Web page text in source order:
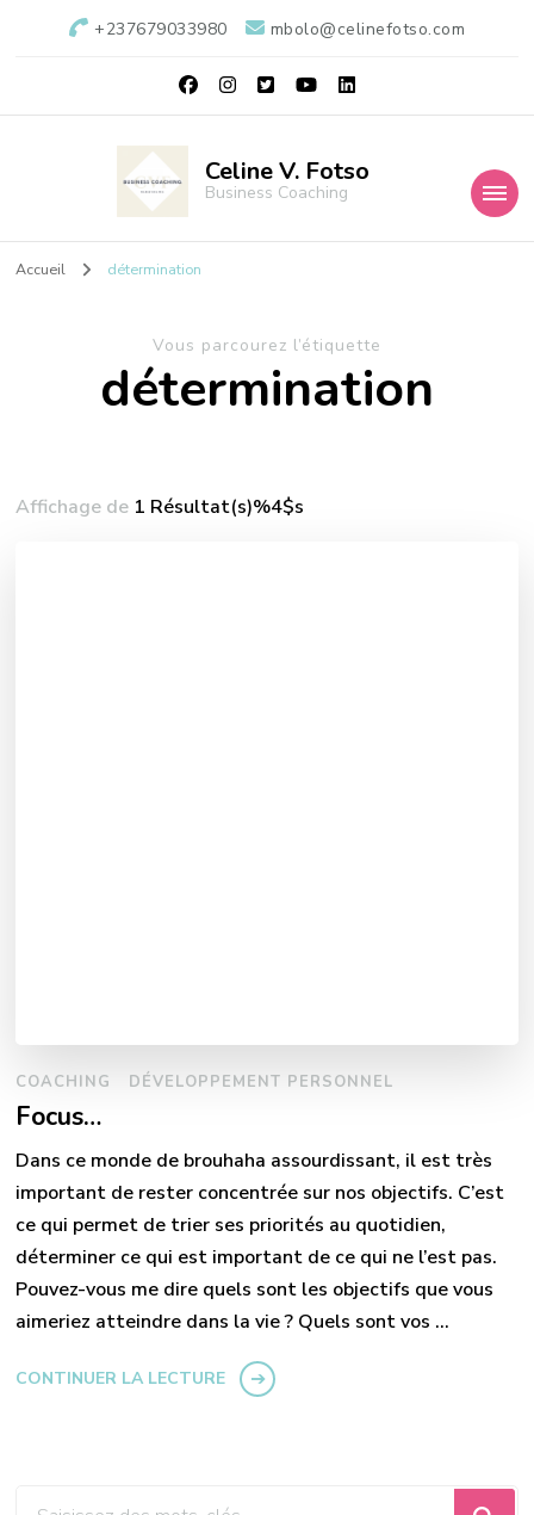
+237679033980 mbolo@celinefotso.com
Celine V. Fotso
Business Coaching
Accueil détermination
Vous parcourez l’étiquette
détermination
Affichage de 1 Résultat(s)%4$s
COACHING DÉVELOPPEMENT PERSONNEL
Focus…
Dans ce monde de brouhaha assourdissant, il est très
important de rester concentrée sur nos objectifs. C’est
ce qui permet de trier ses priorités au quotidien,
déterminer ce qui est important de ce qui ne l’est pas.
Pouvez-vous me dire quels sont les objectifs que vous
aimeriez atteindre dans la vie ? Quels sont vos …
CONTINUER LA LECTURE